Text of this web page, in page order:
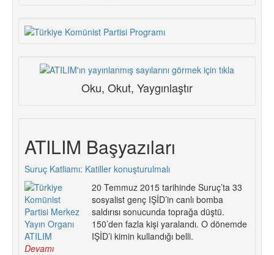
Oku, Okut, Yaygınlaştır
ATILIM Başyazıları
Suruç Katliamı: Katiller konuşturulmalı
20 Temmuz 2015 tarihinde Suruç’ta 33
sosyalist genç IŞİD’in canlı bomba
saldırısı sonucunda toprağa düştü.
150’den fazla kişi yaralandı. O dönemde
IŞİD’i kimin kullandığı belli.
Devamı